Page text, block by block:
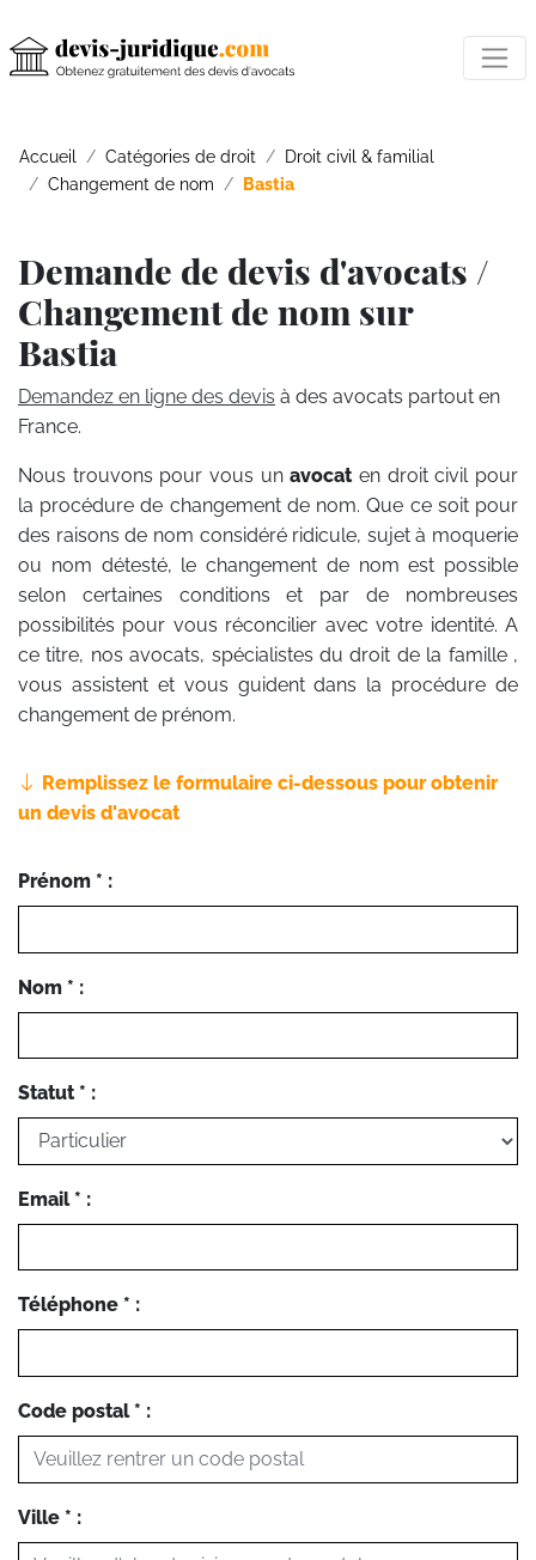
Accueil Catégories de droit
Droit civil & familial
Changement de nom
Bastia
Demande de devis d'avocats /
Changement de nom sur
Bastia
Demandez en ligne des devis à des avocats partout en
France.
Nous trouvons pour vous unavocaten droit civil pour
la procédure de changement de nom. Que ce soit pour
des raisons de nom considéré ridicule, sujet à moquerie
ou nom détesté, le changement de nom est possible
selon certaines conditions et par de nombreuses
possibilités pour vous réconcilier avec votre identité. A
ce titre, nos avocats, spécialistes du droit de la famille ,
vous assistent et vous guident dans la procédure de
changement de prénom.
Remplissez le formulaire ci-dessous pour obtenir
un devis d'avocat
Prénom * :
Nom * :
Statut * :
Email * :
Téléphone * :
Code postal * :
Ville * :